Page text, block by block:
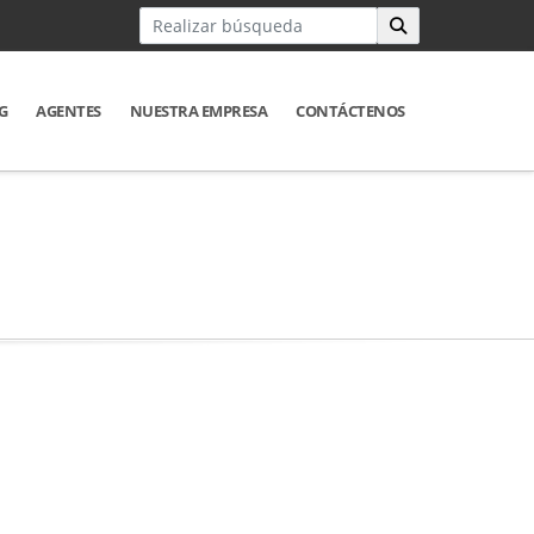
AGENTES NUESTRA EMPRESA CONTÁCTENOS